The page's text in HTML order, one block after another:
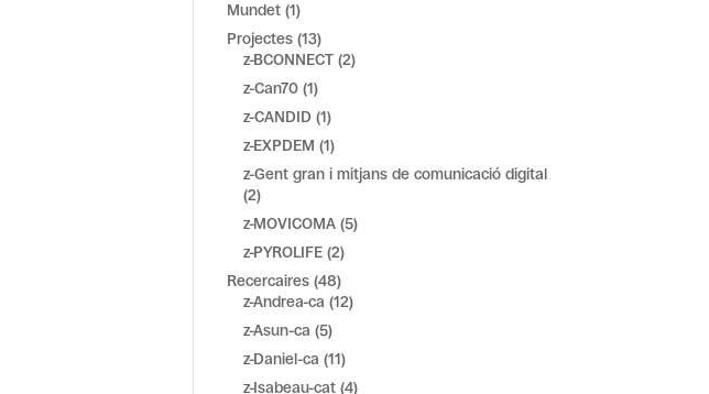
Mundet (1)
Projectes (13)
z-BCONNECT (2)
z-Can70 (1)
z-CANDID (1)
z-EXPDEM (1)
z-Gent gran i mitjans de comunicació digital
(2)
z-MOVICOMA (5)
z-PYROLIFE (2)
Recercaires (48)
z-Andrea-ca (12)
z-Asun-ca (5)
z-Daniel-ca (11)
z-Isabeau-cat (4)